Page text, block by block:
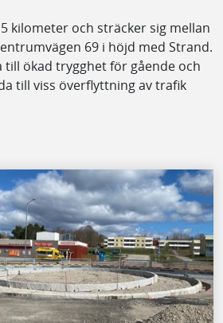
kilometer och sträcker sig mellan
69 i höjd med Strand.
till ökad trygghet för gående och
till viss överflyttning av trafik